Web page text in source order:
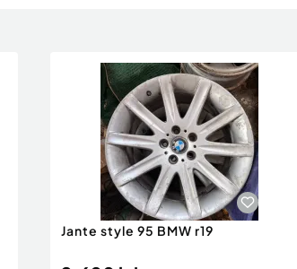
Jante style 95 BMW r19